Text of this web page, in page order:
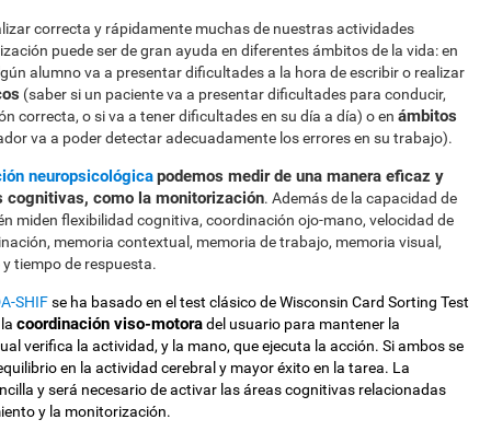
correcta y rápidamente muchas de nuestras actividades
puede ser de gran ayuda en diferentes ámbitos de la vida: en
alumno va a presentar dificultades a la hora de escribir o realizar
(saber si un paciente va a presentar dificultades para conducir,
correcta, o si va a tener dificultades en su día a día) o en ámbitos
va a poder detectar adecuadamente los errores en su trabajo).
neuropsicológicapodemos medir de una manera eficaz y
cognitivas, como la monitorización. Además de la capacidad de
miden flexibilidad cognitiva, coordinación ojo-mano, velocidad de
memoria contextual, memoria de trabajo, memoria visual,
tiempo de respuesta.
SHIFse ha basado en el test clásico de Wisconsin Card Sorting Test
coordinación viso-motoradel usuario para mantener la
verifica la actividad, y la mano, que ejecuta la acción. Si ambos se
en la actividad cerebral y mayor éxito en la tarea. La
y será necesario de activar las áreas cognitivas relacionadas
y la monitorización.